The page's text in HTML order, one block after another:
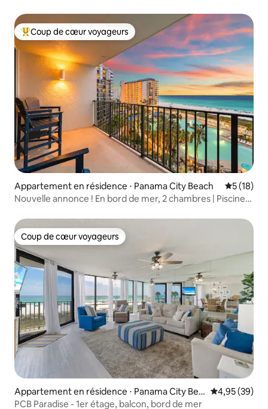
Coups de cœur voyageurs les plus appréciés
Coup de cœur voyageurs
Appartement en résidence ⋅ Panama City Beach
5 (18)
Nouvelle annonce ! En bord de mer, 2 chambres | Piscines
Coup de cœur voyageurs
Coup de cœur voyageurs
Appartement en résidence ⋅ Panama City Bea
ch
Évaluation
4,95 (39)
PCB Paradise - 1er étage, balcon, bord de mer